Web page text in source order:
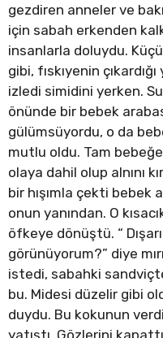
gezdiren anneler ve
için sabah erkenden
insanlarla doluydu.
gibi, fıskıyenin
izledi simidini yerken.
önünde bir bebek
gülümsüyordu, o da
mutlu oldu. Tam
olaya dahil olup alnını
bir hışımla çekti bebek
onun yanından. O
öfkeye dönüştü. “
görünüyorum?” diye
istedi, sabahki
bu. Midesi düzelir gibi
duydu. Bu kokunun
yatıştı. Gözlerini